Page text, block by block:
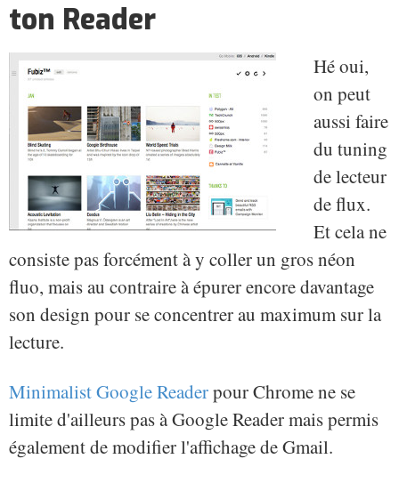
ton Reader
Hé oui,
on peut
aussi faire
du tuning
de lecteur
de flux.
Et cela ne
consiste pas forcément à y coller un gros néon
fluo, mais au contraire à épurer encore davantage
son design pour se concentrer au maximum sur la
lecture.
Minimalist Google Readerpour Chrome ne se
limite d'ailleurs pas à Google Reader mais permis
également de modifier l'affichage de Gmail.